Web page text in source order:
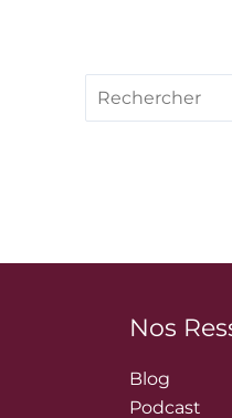
Rechercher
Nos
Blog
Podcast